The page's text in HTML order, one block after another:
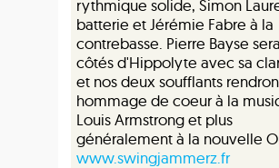
rythmique solide, Simon
batterie et Jérémie Fabre à la
contrebasse. Pierre Bayse
côtés d'Hippolyte avec sa
et nos deux soufflants
hommage de coeur à la
Louis Armstrong et plus
généralement à la nouvelle
www.swingjammerz.fr